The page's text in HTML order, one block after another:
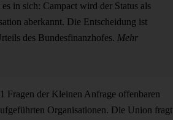
in sich: Campact wird der Status als
aberkannt. Die Entscheidung ist
des Bundesfinanzhofes. Mehr
Fragen der Kleinen Anfrage offenbaren
Organisationen. Die Union fragt